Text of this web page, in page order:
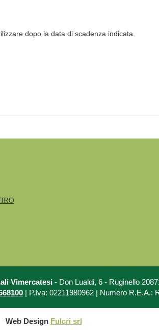
dopo la data di scadenza indicata.
Vimercatesi - Don Lualdi, 6 - Ruginello
| P.Iva: 02211980962 | Numero R.E.A.:
Web Design Fulcri srl